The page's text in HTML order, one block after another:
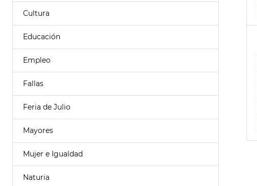
Cultura
Educación
Empleo
Fallas
Feria de Julio
Mayores
Mujer e Igualdad
Naturia